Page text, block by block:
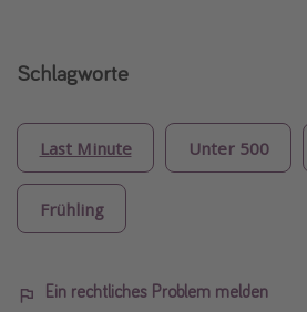
Schlagworte
Last Minute Unter 500
Frühling
Ein rechtliches Problem melden